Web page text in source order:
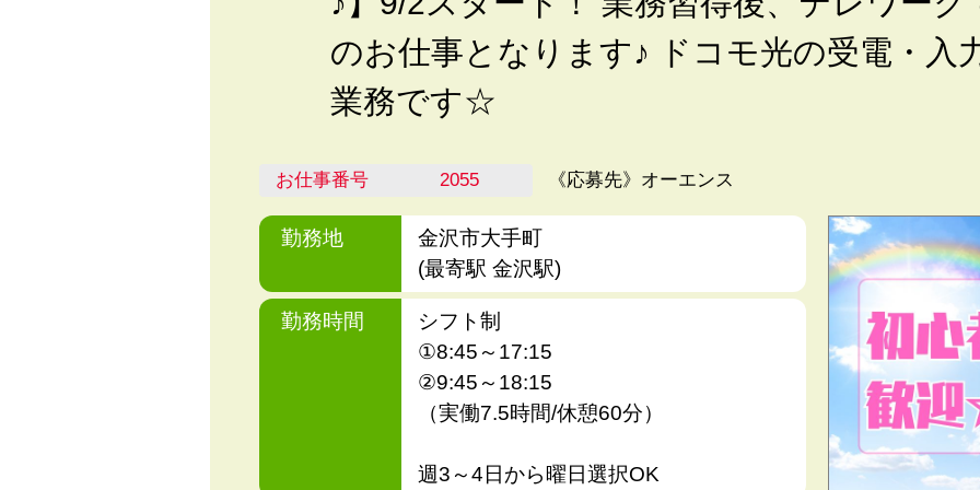
のお仕事となります♪ ドコモ光の受電・入
業務です☆
お仕事番号 2055 《応募先》オーエンス
勤務地
金沢市大手町
(最寄駅 金沢駅)
勤務時間
シフト制
①8:45～17:15
②9:45～18:15
（実働7.5時間/休憩60分）
週3～4日から曜日選択OK